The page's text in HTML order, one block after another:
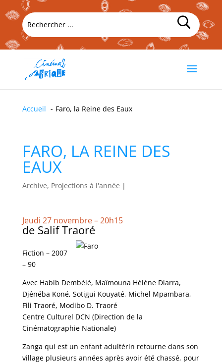
Accueil Faro, la Reine des Eaux
FARO, LA REINE DES
EAUX
Archive, Projections à l'année |
Jeudi 27 novembre – 20h15
de Salif Traoré
Fiction – 2007
– 90
Avec Habib Dembélé, Maïmouna Hélène Diarra,
Djénéba Koné, Sotigui Kouyaté, Michel Mpambara,
Fili Traoré, Modibo D. Traoré
Centre Culturel DCN (Direction de la
Cinématographie Nationale)
Zanga qui est un enfant adultérin retourne dans son
village plusieurs années après avoir été chassé, pour